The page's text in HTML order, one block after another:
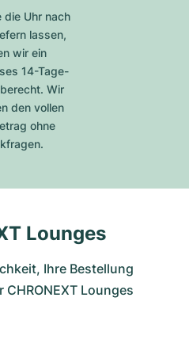
die Uhr nach
lassen,
wir ein
14-Tage-
Wir
den vollen
ohne
Lounges
Ihre Bestellung
Lounges